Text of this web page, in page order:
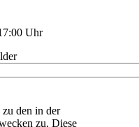
Uhr
den in der
zu. Diese